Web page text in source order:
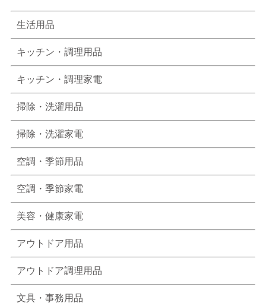
生活用品
キッチン・調理用品
キッチン・調理家電
掃除・洗濯用品
掃除・洗濯家電
空調・季節用品
空調・季節家電
美容・健康家電
アウトドア用品
アウトドア調理用品
文具・事務用品